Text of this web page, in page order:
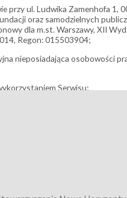
przy ul. Ludwika Zamenhofa 1,
oraz samodzielnych
dla m.st. Warszawy, XII
Regon: 015503904;
nieposiadająca osobowości
Serwisu;
i uprawniające do wzięcia
i uprawniające do wzięcia
do uczestnictwa w wielu albo w